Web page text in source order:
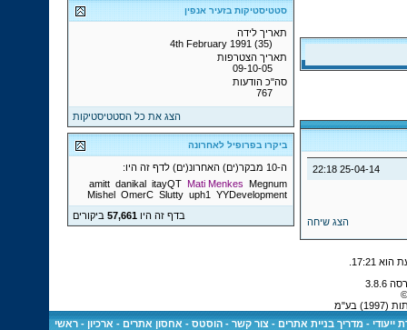
25-04-14
22:18
הצג שיחה
סטטיסטיקות בזעיר אנפין
תאריך לידה
4th February 1991 (35)
תאריך הצטרפות
09-10-05
סה"כ הודעות
767
הצג את כל הסטטיסטיקות
ביקרו בפרופיל לאחרונה
ה-10 מבקר(ים) האחרונ(ים) לדף זה היו:
amitt danikal itayQT Mati Menkes Megnum
Mishel OmerC Slutty uph1
YYDevelopment
בדף זה היו57,661 ביקורים
17:21
בע"מ
ייעודי -מדריך בניית אתרים -צור קשר -הוסטס - אחסון אתרים - ארכיון -ראשי